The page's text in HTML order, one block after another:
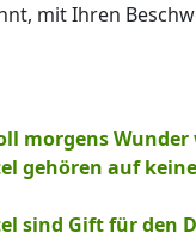
mit Ihren
morgens
gehören auf
sind Gift für den